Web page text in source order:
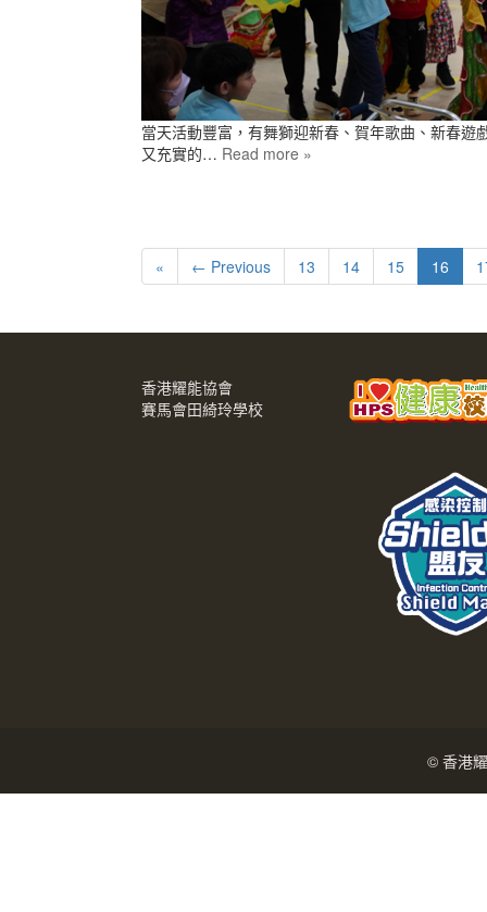
當天活動豐富，有舞獅迎新春、賀年歌曲、新春
又充實的… Read more »
« ← Previous 13 14 15 16
香港耀能協會
賽馬會田綺玲學校
© 香港